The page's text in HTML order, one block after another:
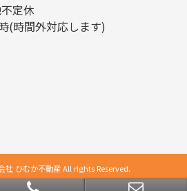
定休
(時間外対応します)
ひむか不動産 All rights Reserved.
by 不動産クラウドオフィス